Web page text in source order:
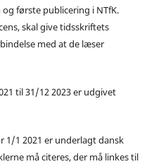
første publicering i NTfK.
skal give tidsskriftets
med at de læser
til 31/12 2023 er udgivet
1/1 2021 er underlagt dansk
må citeres, der må linkes til